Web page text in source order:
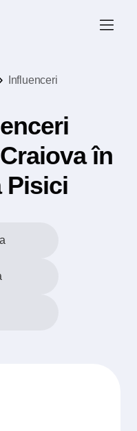
Influenceri
în
Pisici